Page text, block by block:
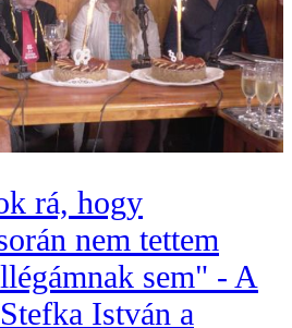
rá, hogy
nem tettem
sem" - A
István a